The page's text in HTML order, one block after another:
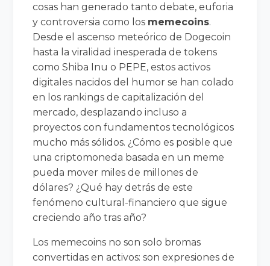
cosas han generado tanto debate, euforia
y controversia como los memecoins.
Desde el ascenso meteórico de Dogecoin
hasta la viralidad inesperada de tokens
como Shiba Inu o PEPE, estos activos
digitales nacidos del humor se han colado
en los rankings de capitalización del
mercado, desplazando incluso a
proyectos con fundamentos tecnológicos
mucho más sólidos. ¿Cómo es posible que
una criptomoneda basada en un meme
pueda mover miles de millones de
dólares? ¿Qué hay detrás de este
fenómeno cultural-financiero que sigue
creciendo año tras año?
Los memecoins no son solo bromas
convertidas en activos: son expresiones de